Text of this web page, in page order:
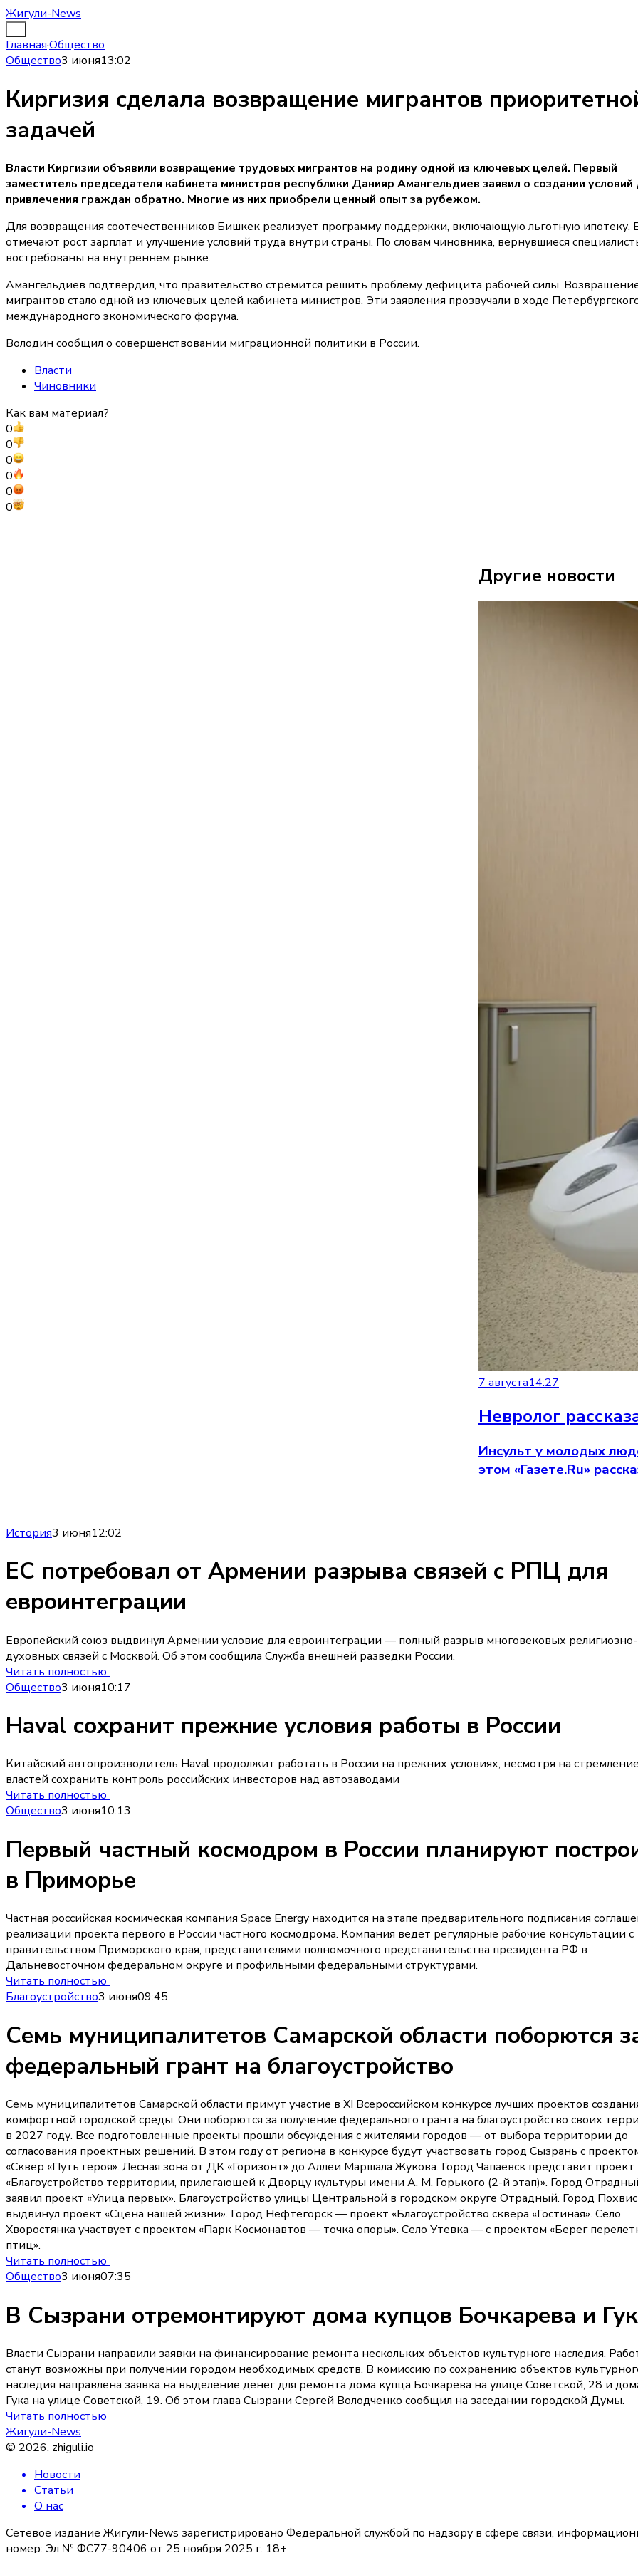
Жигули-News
Главная·Общество
Общество3 июня13:02
Киргизия сделала возвращение мигрантов
задачей
Власти Киргизии объявили возвращение трудовых мигрантов на родину одной из ключевых целей. Первый
заместитель председателя кабинета министров республики Данияр Амангельдиев заявил о создании условий
привлечения граждан обратно. Многие из них приобрели ценный опыт за рубежом.
Для возвращения соотечественников Бишкек реализует программу поддержки, включающую льготную ипотеку.
отмечают рост зарплат и улучшение условий труда внутри страны. По словам чиновника, вернувшиеся
востребованы на внутреннем рынке.
Амангельдиев подтвердил, что правительство стремится решить проблему дефицита рабочей силы.
мигрантов стало одной из ключевых целей кабинета министров. Эти заявления прозвучали в ходе
международного экономического форума.
Володин сообщил о совершенствовании миграционной политики в России.
Власти
Чиновники
Как вам материал?
0
0
0
0
0
0
Другие новости
7 августа14:27
Невролог
Инсульт у молодых
этом «Газете.Ru»
История3 июня12:02
ЕС потребовал от Армении разрыва связей с РПЦ для
евроинтеграции
Европейский союз выдвинул Армении условие для евроинтеграции — полный разрыв многовековых религиозно-
духовных связей с Москвой. Об этом сообщила Служба внешней разведки России.
Читать полностью
Общество3 июня10:17
Haval сохранит прежние условия работы в России
Китайский автопроизводитель Haval продолжит работать в России на прежних условиях, несмотря на стремление
властей сохранить контроль российских инвесторов над автозаводами
Читать полностью
Общество3 июня10:13
Первый частный космодром в России планируют
в Приморье
Частная российская космическая компания Space Energy находится на этапе предварительного подписания
реализации проекта первого в России частного космодрома. Компания ведет регулярные рабочие консультации с
правительством Приморского края, представителями полномочного представительства президента РФ в
Дальневосточном федеральном округе и профильными федеральными структурами.
Читать полностью
Благоустройство3 июня09:45
Семь муниципалитетов Самарской области поборются
федеральный грант на благоустройство
Семь муниципалитетов Самарской области примут участие в XI Всероссийском конкурсе лучших проектов
комфортной городской среды. Они поборются за получение федерального гранта на благоустройство своих
в 2027 году. Все подготовленные проекты прошли обсуждения с жителями городов — от выбора территории до
согласования проектных решений. В этом году от региона в конкурсе будут участвовать город Сызрань с
«Сквер «Путь героя». Лесная зона от ДК «Горизонт» до Аллеи Маршала Жукова. Город Чапаевск представит проект
«Благоустройство территории, прилегающей к Дворцу культуры имени А. М. Горького (2-й этап)». Город
заявил проект «Улица первых». Благоустройство улицы Центральной в городском округе Отрадный. Город
выдвинул проект «Сцена нашей жизни». Город Нефтегорск — проект «Благоустройство сквера «Гостиная». Село
Хворостянка участвует с проектом «Парк Космонавтов — точка опоры». Село Утевка — с проектом «Берег
птиц».
Читать полностью
Общество3 июня07:35
В Сызрани отремонтируют дома купцов Бочкарева и
Власти Сызрани направили заявки на финансирование ремонта нескольких объектов культурного наследия.
станут возможны при получении городом необходимых средств. В комиссию по сохранению объектов
наследия направлена заявка на выделение денег для ремонта дома купца Бочкарева на улице Советской, 28 и
Гука на улице Советской, 19. Об этом глава Сызрани Сергей Володченко сообщил на заседании городской Думы.
Читать полностью
Жигули-News
© 2026. zhiguli.io
Новости
Статьи
О нас
Сетевое издание Жигули-News зарегистрировано Федеральной службой по надзору в сфере связи,
номер: Эл № ФС77-90406 от 25 ноября 2025 г. 18+